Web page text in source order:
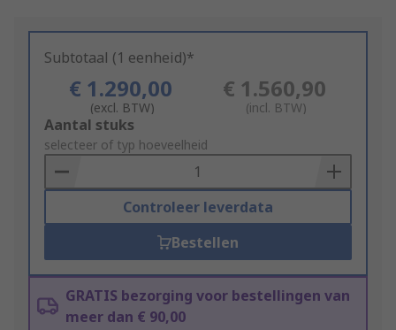
Subtotaal (1 eenheid)*
€ 1.290,00
(excl. BTW)
€ 1.560,90
(incl. BTW)
Add
to
Basket
Aantal stuks
selecteer of typ hoeveelheid
Controleer leverdata
Bestellen
GRATIS bezorging voor bestellingen van
meer dan € 90,00